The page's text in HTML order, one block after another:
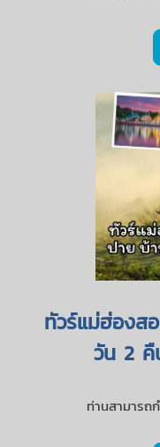
ทัวร์แม่ฮ่องส
วัน 2 คื
ท่านสามารถ